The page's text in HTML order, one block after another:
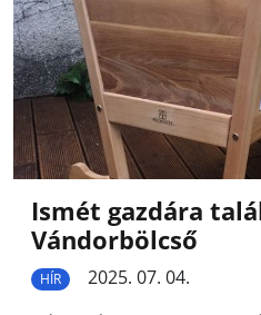
Ismét gazdára
Vándorbölcső
HÍR
2025. 07. 04.